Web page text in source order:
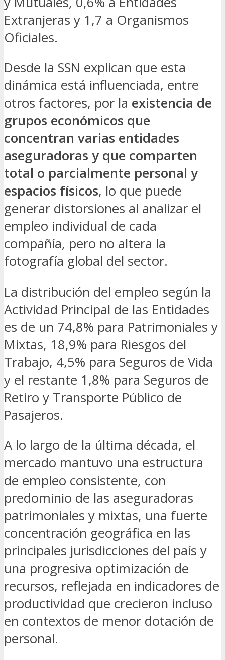
Extranjeras y 1,7 a Organismos
Oficiales.
Desde la SSN explican que esta
dinámica está influenciada, entre
otros factores, por la existencia de
grupos económicos que
concentran varias entidades
aseguradoras y que comparten
total o parcialmente personal y
espacios físicos, lo que puede
generar distorsiones al analizar el
empleo individual de cada
compañía, pero no altera la
fotografía global del sector.
La distribución del empleo según la
Actividad Principal de las Entidades
es de un 74,8% para Patrimoniales y
Mixtas, 18,9% para Riesgos del
Trabajo, 4,5% para Seguros de Vida
y el restante 1,8% para Seguros de
Retiro y Transporte Público de
Pasajeros.
A lo largo de la última década, el
mercado mantuvo una estructura
de empleo consistente, con
predominio de las aseguradoras
patrimoniales y mixtas, una fuerte
concentración geográfica en las
principales jurisdicciones del país y
una progresiva optimización de
recursos, reflejada en indicadores de
productividad que crecieron incluso
en contextos de menor dotación de
personal.